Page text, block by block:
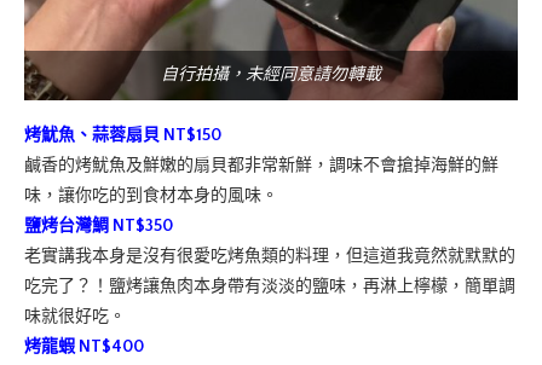
自行拍攝，未經同意請勿轉載
烤魷魚、蒜蓉扇貝 NT$150
鹹香的烤魷魚及鮮嫩的扇貝都非常新鮮，調味不會搶掉海鮮的鮮
味，讓你吃的到食材本身的風味。
鹽烤台灣鯛 NT$350
老實講我本身是沒有很愛吃烤魚類的料理，但這道我竟然就默默的
吃完了？！鹽烤讓魚肉本身帶有淡淡的鹽味，再淋上檸檬，簡單調
味就很好吃。
烤龍蝦 NT$400